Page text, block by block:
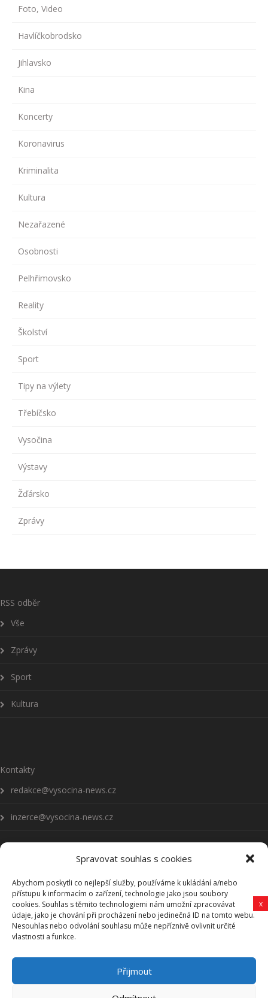
Spravovat souhlas s cookies
Abychom poskytli co nejlepší služby, používáme k ukládání a/nebo
přístupu k informacím o zařízení, technologie jako jsou soubory
cookies. Souhlas s těmito technologiemi nám umožní zpracovávat
údaje, jako je chování při procházení nebo jedinečná ID na tomto webu.
Nesouhlas nebo odvolání souhlasu může nepříznivě ovlivnit určité
vlastnosti a funkce.
Přijmout
Foto, Video
Havlíčkobrodsko
Jihlavsko
Kina
Koncerty
Koronavirus
Kriminalita
Kultura
Nezařazené
Osobnosti
Pelhřimovsko
Reality
Školství
Sport
Tipy na výlety
Třebíčsko
Vysočina
Výstavy
Žďársko
Zprávy
RSS odběr
Vše
Zprávy
Sport
Kultura
Kontakty
redakce@vysocina-news.cz
inzerce@vysocina-news.cz
Přihlásit se k odběru novinek
Všeobecné podmínky
Vysočina-news.cz
Zpravodajství z Vysočiny
x